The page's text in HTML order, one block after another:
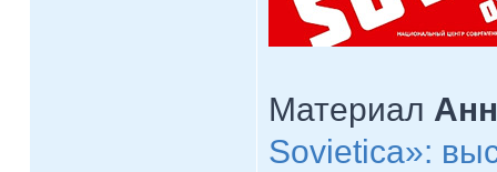
Материал
Sovietica»: